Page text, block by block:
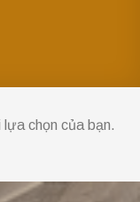
chọn của bạn.